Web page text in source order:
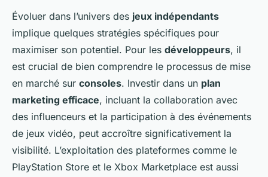
Évoluer dans l’univers des jeux indépendants
implique quelques stratégies spécifiques pour
maximiser son potentiel. Pour les développeurs, il
est crucial de bien comprendre le processus de mise
en marché sur consoles. Investir dans un plan
marketing efficace, incluant la collaboration avec
des influenceurs et la participation à des événements
de jeux vidéo, peut accroître significativement la
visibilité. L’exploitation des plateformes comme le
PlayStation Store et le Xbox Marketplace est aussi